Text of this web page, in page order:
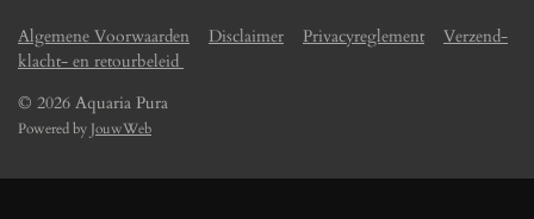
Algemene Voorwaarden Disclaimer Privacyreglement
Verzend-
klacht- en retourbeleid
© 2026 Aquaria Pura
Powered by JouwWeb